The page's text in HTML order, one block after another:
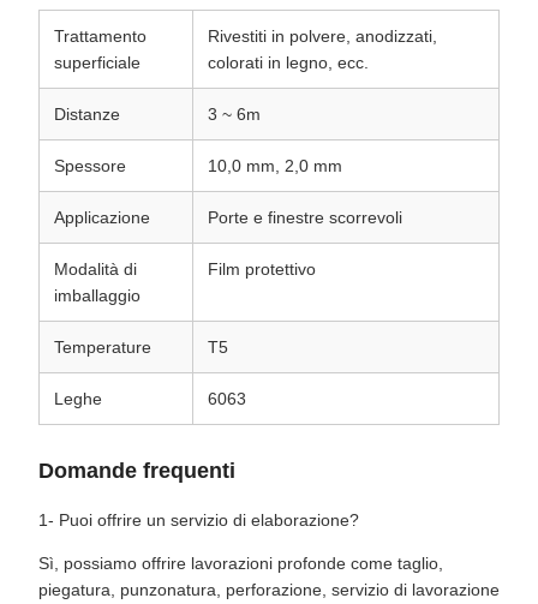
Trattamento
superficiale
Rivestiti in polvere, anodizzati,
colorati in legno, ecc.
Distanze 3 ~ 6m
Spessore 10,0 mm, 2,0 mm
Applicazione Porte e finestre scorrevoli
Modalità di
imballaggio
Film protettivo
Temperature T5
Leghe 6063
Domande frequenti
1- Puoi offrire un servizio di elaborazione?
Sì, possiamo offrire lavorazioni profonde come taglio,
piegatura, punzonatura, perforazione, servizio di lavorazione